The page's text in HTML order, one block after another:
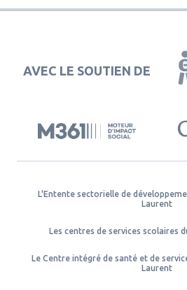
AVEC LE SOUTIEN DE
L'Entente sectorielle de
Laurent
Les centres de services scolaires
Le Centre intégré de santé et de
Laurent